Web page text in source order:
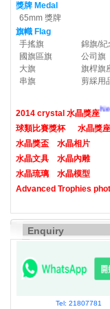
獎牌 Medal
65mm 獎牌
旗幟 Flag
手搖旗
錦旗/紀
國旗區旗
公司旗
大旗
旗桿旗
串旗
剪綵用
2014 crystal 水晶獎座
球類比賽獎杯
水晶獎座
水晶獎盃
水晶相片
水晶文具
水晶內雕
水晶琉璃
水晶模型
Advanced Trophies
Enquiry
Tel: 21807781